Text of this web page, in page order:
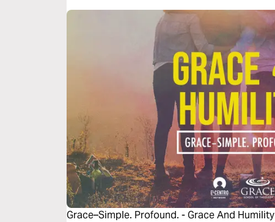
Grace–Simple. Profound. - Grace And Humility